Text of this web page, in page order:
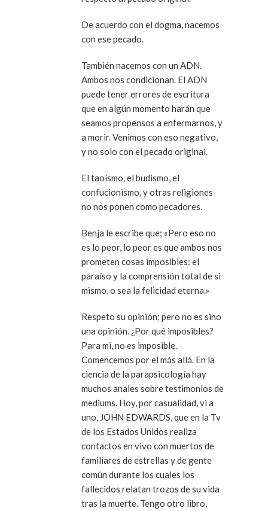
De acuerdo con el dogma, nacemos
con ese pecado.
También nacemos con un ADN.
Ambos nos condicionan. El ADN
puede tener errores de escritura
que en algún momento harán que
seamos propensos a enfermarnos, y
a morir. Venimos con eso negativo,
y no solo con el pecado original.
El taoísmo, el budismo, el
confucionismo, y otras religiones
no nos ponen como pecadores.
Benja le escribe que; «Pero eso no
es lo peor, lo peor es que ambos nos
prometen cosas imposibles: el
paraíso y la comprensión total de si
mismo, o sea la felicidad eterna.»
Respeto su opinión; pero no es sino
una opinión. ¿Por qué imposibles?
Para mi, no es imposible.
Comencemos por el más allá. En la
ciencia de la parapsicología hay
muchos anales sobre testimonios de
mediums. Hoy, por casualidad, vi a
uno, JOHN EDWARDS, que en la Tv
de los Estados Unidos realiza
contactos en vivo con muertos de
familiares de estrellas y de gente
común durante los cuales los
fallecidos relatan trozos de su vida
tras la muerte. Tengo otro libro,